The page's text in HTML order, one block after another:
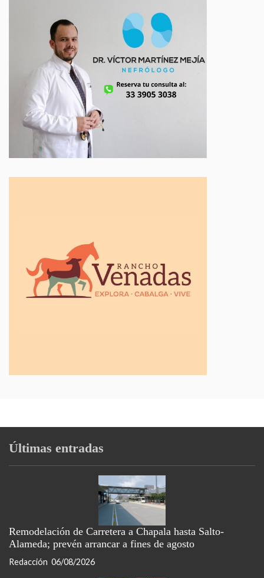
Últimas entradas
Remodelación de Carretera a Chapala hasta Salto-
Alameda; prevén arrancar a fines de agosto
Redacción 06/08/2026